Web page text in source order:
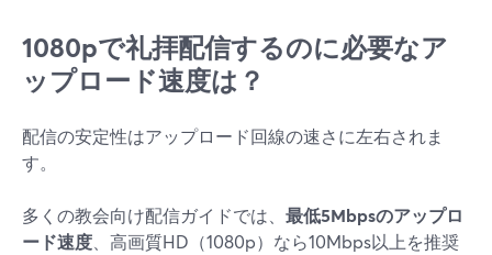
1080pで礼拝配信するのに必要なア
ップロード速度は？
配信の安定性はアップロード回線の速さに左右されま
す。
多くの教会向け配信ガイドでは、 最低5Mbpsのアップロ
ード速度 、高画質HD（1080p）なら10Mbps以上を推奨